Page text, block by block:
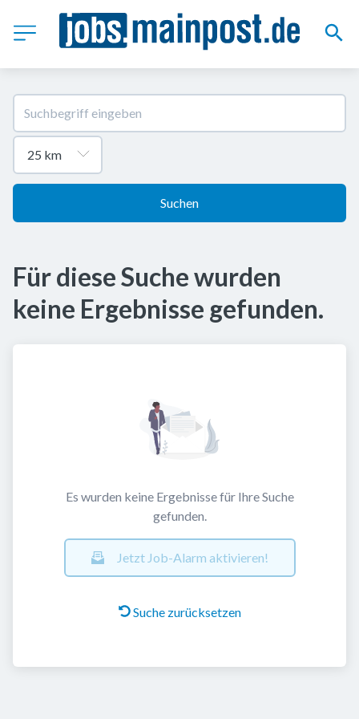
Suchen
Für diese Suche wurden
keine Ergebnisse gefunden.
Es wurden keine Ergebnisse für Ihre Suche
gefunden.
Jetzt Job-Alarm aktivieren!
Suche zurücksetzen